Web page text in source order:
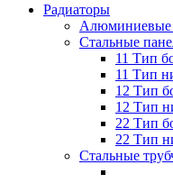
Радиаторы
Алюминиевые
Стальные
11 Тип
11 Тип
12 Тип
12 Тип
22 Тип
22 Тип
Стальные